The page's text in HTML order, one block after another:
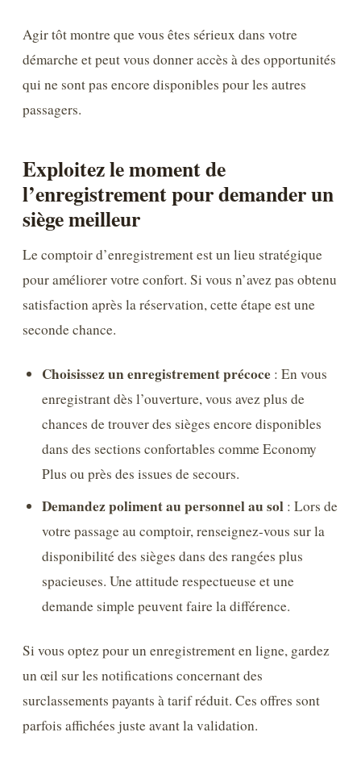
Agir tôt montre que vous êtes sérieux dans votre
démarche et peut vous donner accès à des opportunités
qui ne sont pas encore disponibles pour les autres
passagers.
Exploitez le moment de
l’enregistrement pour demander un
siège meilleur
Le comptoir d’enregistrement est un lieu stratégique
pour améliorer votre confort. Si vous n’avez pas obtenu
satisfaction après la réservation, cette étape est une
seconde chance.
Choisissez un enregistrement précoce : En vous
enregistrant dès l’ouverture, vous avez plus de
chances de trouver des sièges encore disponibles
dans des sections confortables comme Economy
Plus ou près des issues de secours.
Demandez poliment au personnel au sol : Lors de
votre passage au comptoir, renseignez-vous sur la
disponibilité des sièges dans des rangées plus
spacieuses. Une attitude respectueuse et une
demande simple peuvent faire la différence.
Si vous optez pour un enregistrement en ligne, gardez
un œil sur les notifications concernant des
surclassements payants à tarif réduit. Ces offres sont
parfois affichées juste avant la validation.